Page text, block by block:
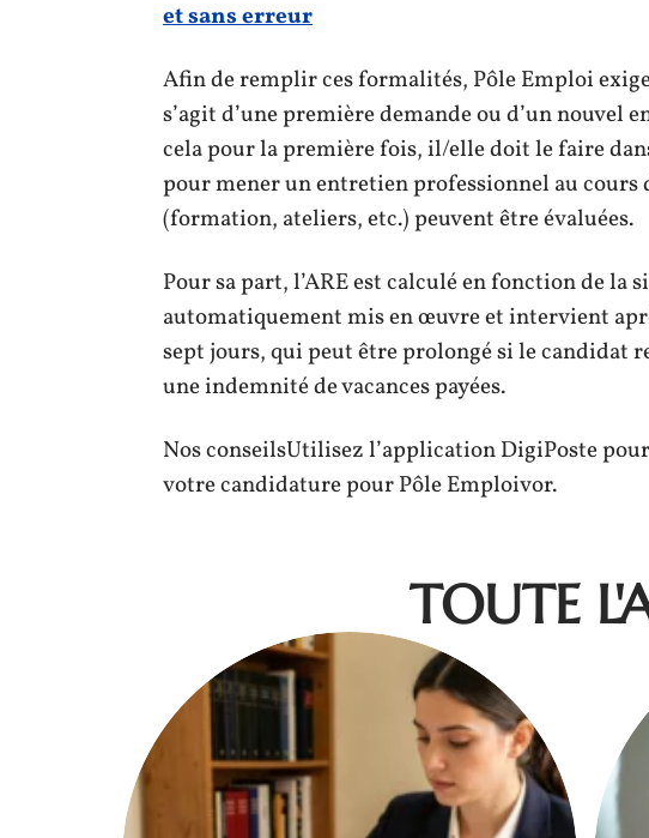
et sans erreur
Afin de remplir ces formalités, Pôle Emploi
s’agit d’une première demande ou d’un nouvel
cela pour la première fois, il/elle doit le faire
pour mener un entretien professionnel au cours
(formation, ateliers, etc.) peuvent être évaluées.
Pour sa part, l’ARE est calculé en fonction de la
automatiquement mis en œuvre et intervient
sept jours, qui peut être prolongé si le candidat
une indemnité de vacances payées.
Nos conseilsUtilisez l’application DigiPoste
votre candidature pour Pôle Emploivor.
TOUTE